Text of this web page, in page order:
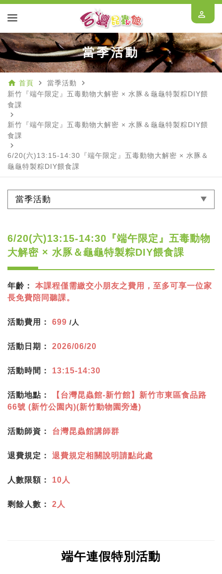
perm_identity
當季活動
home 首頁 navigate_next 當季活動 navigate_next
新竹『端午限定』五毒動物大解密 × 水豚＆龜龜特製粽DIY餵
食課
navigate_next
新竹『端午限定』五毒動物大解密 × 水豚＆龜龜特製粽DIY餵
食課
navigate_next
6/20(六)13:15-14:30『端午限定』五毒動物大解密 × 水豚＆
龜龜特製粽DIY餵食課
當季活動
6/20(六)13:15-14:30『端午限定』五毒動物
大解密 × 水豚＆龜龜特製粽DIY餵食課
年齡： 本課程僅需繳交小朋友之費用，至多可享一位家
長免費陪同聽課。
活動費用： 699 /人
活動日期： 2026/06/20
活動時間： 13:15-14:30
活動地點：
【台灣昆蟲館-新竹館】新竹市東區食品路
66號 (新竹公園內)(新竹動物園旁邊)
活動師資： 台灣昆蟲館講師群
退費規定： 退費規定相關說明請點此處
人數限額： 10人
剩餘人數： 2人
端午連假特別活動